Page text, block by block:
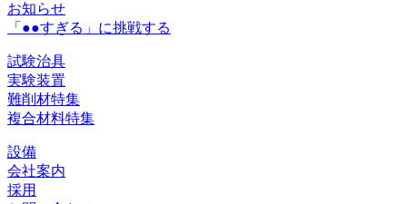
お知らせ
「●●すぎる」に挑戦する
試験治具
実験装置
難削材特集
複合材料特集
設備
会社案内
採用